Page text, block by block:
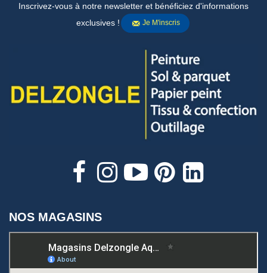
Inscrivez-vous à notre newsletter et bénéficiez d'informations
exclusives !
Je M'inscris
NOS MAGASINS